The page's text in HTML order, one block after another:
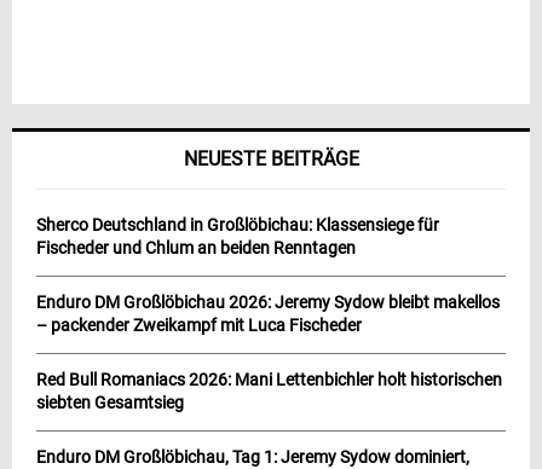
NEUESTE BEITRÄGE
Sherco Deutschland in Großlöbichau: Klassensiege für
Fischeder und Chlum an beiden Renntagen
Enduro DM Großlöbichau 2026: Jeremy Sydow bleibt makellos
– packender Zweikampf mit Luca Fischeder
Red Bull Romaniacs 2026: Mani Lettenbichler holt historischen
siebten Gesamtsieg
Enduro DM Großlöbichau, Tag 1: Jeremy Sydow dominiert,